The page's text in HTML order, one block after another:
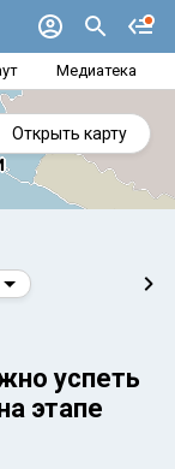
Медиатека
Открыть карту
успеть
этапе